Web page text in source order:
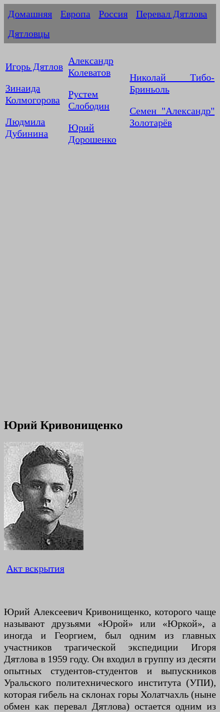
Домашняя Европа Россия
Перевал Дятлова
Дятловцы
Игорь Дятлов
Зинаида
Колмогорова
Людмила
Дубинина
Александр
Колеватов
Рустем
Слободин
Юрий
Дорошенко
Николай Тибо-
Бриньоль
Семен "Александр"
Золотарёв
Юрий Кривонищенко
Акт вскрытия
Юрий Алексеевич Кривонищенко, которого чаще
называют друзьями «Юрой» или «Юркой», а
иногда и Георгием, был одним из главных
участников трагической экспедиции Игоря
Дятлова в 1959 году. Он входил в группу из десяти
опытных студентов-студентов и выпускников
Уральского политехнического института (УПИ),
которая гибель на склонах горы Холатчахль (ныне
обмен как перевал Дятлова) остается одним из